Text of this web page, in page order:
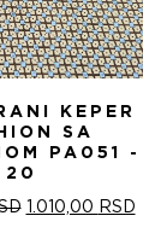
KEPER
SA
PA051 -
20
ОРИГИНАЛНА
1.010,00 RSD